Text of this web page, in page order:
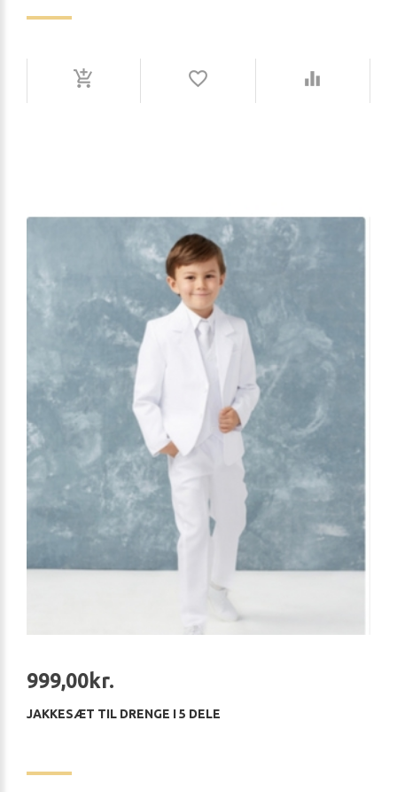
999,00kr.
JAKKESÆT TIL DRENGE I 5 DELE